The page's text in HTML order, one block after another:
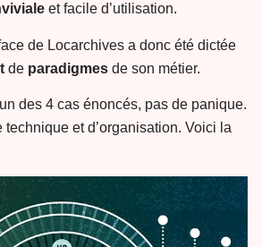
et facile d’utilisation.
de Locarchives a donc été dictée
de paradigmes de son métier.
des 4 cas énoncés, pas de panique.
technique et d’organisation. Voici la